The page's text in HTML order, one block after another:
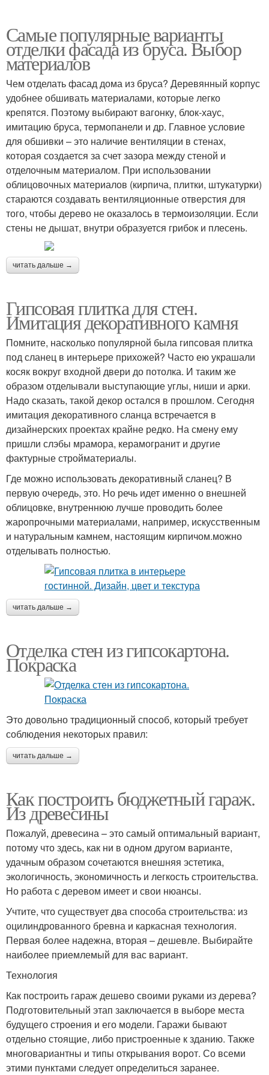
Самые популярные варианты
отделки фасада из бруса. Выбор
материалов
Чем отделать фасад дома из бруса? Деревянный корпус
удобнее обшивать материалами, которые легко
крепятся. Поэтому выбирают вагонку, блок-хаус,
имитацию бруса, термопанели и др. Главное условие
для обшивки – это наличие вентиляции в стенах,
которая создается за счет зазора между стеной и
отделочным материалом. При использовании
облицовочных материалов (кирпича, плитки, штукатурки)
стараются создавать вентиляционные отверстия для
того, чтобы дерево не оказалось в термоизоляции. Если
стены не дышат, внутри образуется грибок и плесень.
читать дальше →
Гипсовая плитка для стен.
Имитация декоративного камня
Помните, насколько популярной была гипсовая плитка
под сланец в интерьере прихожей? Часто ею украшали
косяк вокруг входной двери до потолка. И таким же
образом отделывали выступающие углы, ниши и арки.
Надо сказать, такой декор остался в прошлом. Сегодня
имитация декоративного сланца встречается в
дизайнерских проектах крайне редко. На смену ему
пришли слэбы мрамора, керамогранит и другие
фактурные стройматериалы.
Где можно использовать декоративный сланец? В
первую очередь, это. Но речь идет именно о внешней
облицовке, внутреннюю лучше проводить более
жаропрочными материалами, например, искусственным
и натуральным камнем, настоящим кирпичом.можно
отделывать полностью.
читать дальше →
Отделка стен из гипсокартона.
Покраска
Это довольно традиционный способ, который требует
соблюдения некоторых правил:
читать дальше →
Как построить бюджетный гараж.
Из древесины
Пожалуй, древесина – это самый оптимальный вариант,
потому что здесь, как ни в одном другом варианте,
удачным образом сочетаются внешняя эстетика,
экологичность, экономичность и легкость строительства.
Но работа с деревом имеет и свои нюансы.
Учтите, что существует два способа строительства: из
оцилиндрованного бревна и каркасная технология.
Первая более надежна, вторая – дешевле. Выбирайте
наиболее приемлемый для вас вариант.
Технология
Как построить гараж дешево своими руками из дерева?
Подготовительный этап заключается в выборе места
будущего строения и его модели. Гаражи бывают
отдельно стоящие, либо пристроенные к зданию. Также
многовариантны и типы открывания ворот. Со всеми
этими пунктами следует определиться заранее.